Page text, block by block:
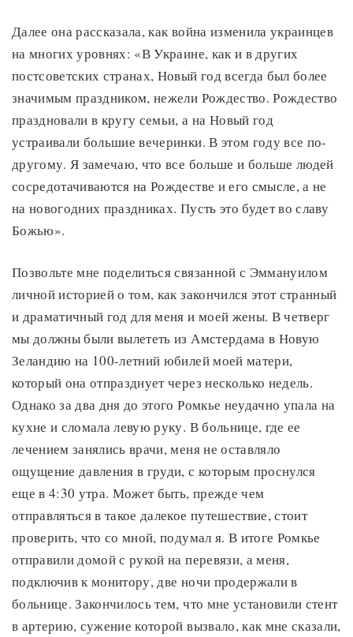
Далее она рассказала, как война изменила украинцев
на многих уровнях: «В Украине, как и в других
постсоветских странах, Новый год всегда был более
значимым праздником, нежели Рождество. Рождество
праздновали в кругу семьи, а на Новый год
устраивали большие вечеринки. В этом году все по-
другому. Я замечаю, что все больше и больше людей
сосредотачиваются на Рождестве и его смысле, а не
на новогодних праздниках. Пусть это будет во славу
Божью».
Позвольте мне поделиться связанной с Эммануилом
личной историей о том, как закончился этот странный
и драматичный год для меня и моей жены. В четверг
мы должны были вылететь из Амстердама в Новую
Зеландию на 100-летний юбилей моей матери,
который она отпразднует через несколько недель.
Однако за два дня до этого Ромкье неудачно упала на
кухне и сломала левую руку. В больнице, где ее
лечением занялись врачи, меня не оставляло
ощущение давления в груди, с которым проснулся
еще в 4:30 утра. Может быть, прежде чем
отправляться в такое далекое путешествие, стоит
проверить, что со мной, подумал я. В итоге Ромкье
отправили домой с рукой на перевязи, а меня,
подключив к монитору, две ночи продержали в
больнице. Закончилось тем, что мне установили стент
в артерию, сужение которой вызвало, как мне сказали,